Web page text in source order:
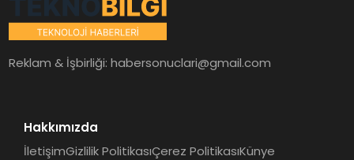
Reklam & İşbirliği:habersonuclari@gmail.com
Hakkımızda
İletişimGizlilik PolitikasıÇerez PolitikasıKünye